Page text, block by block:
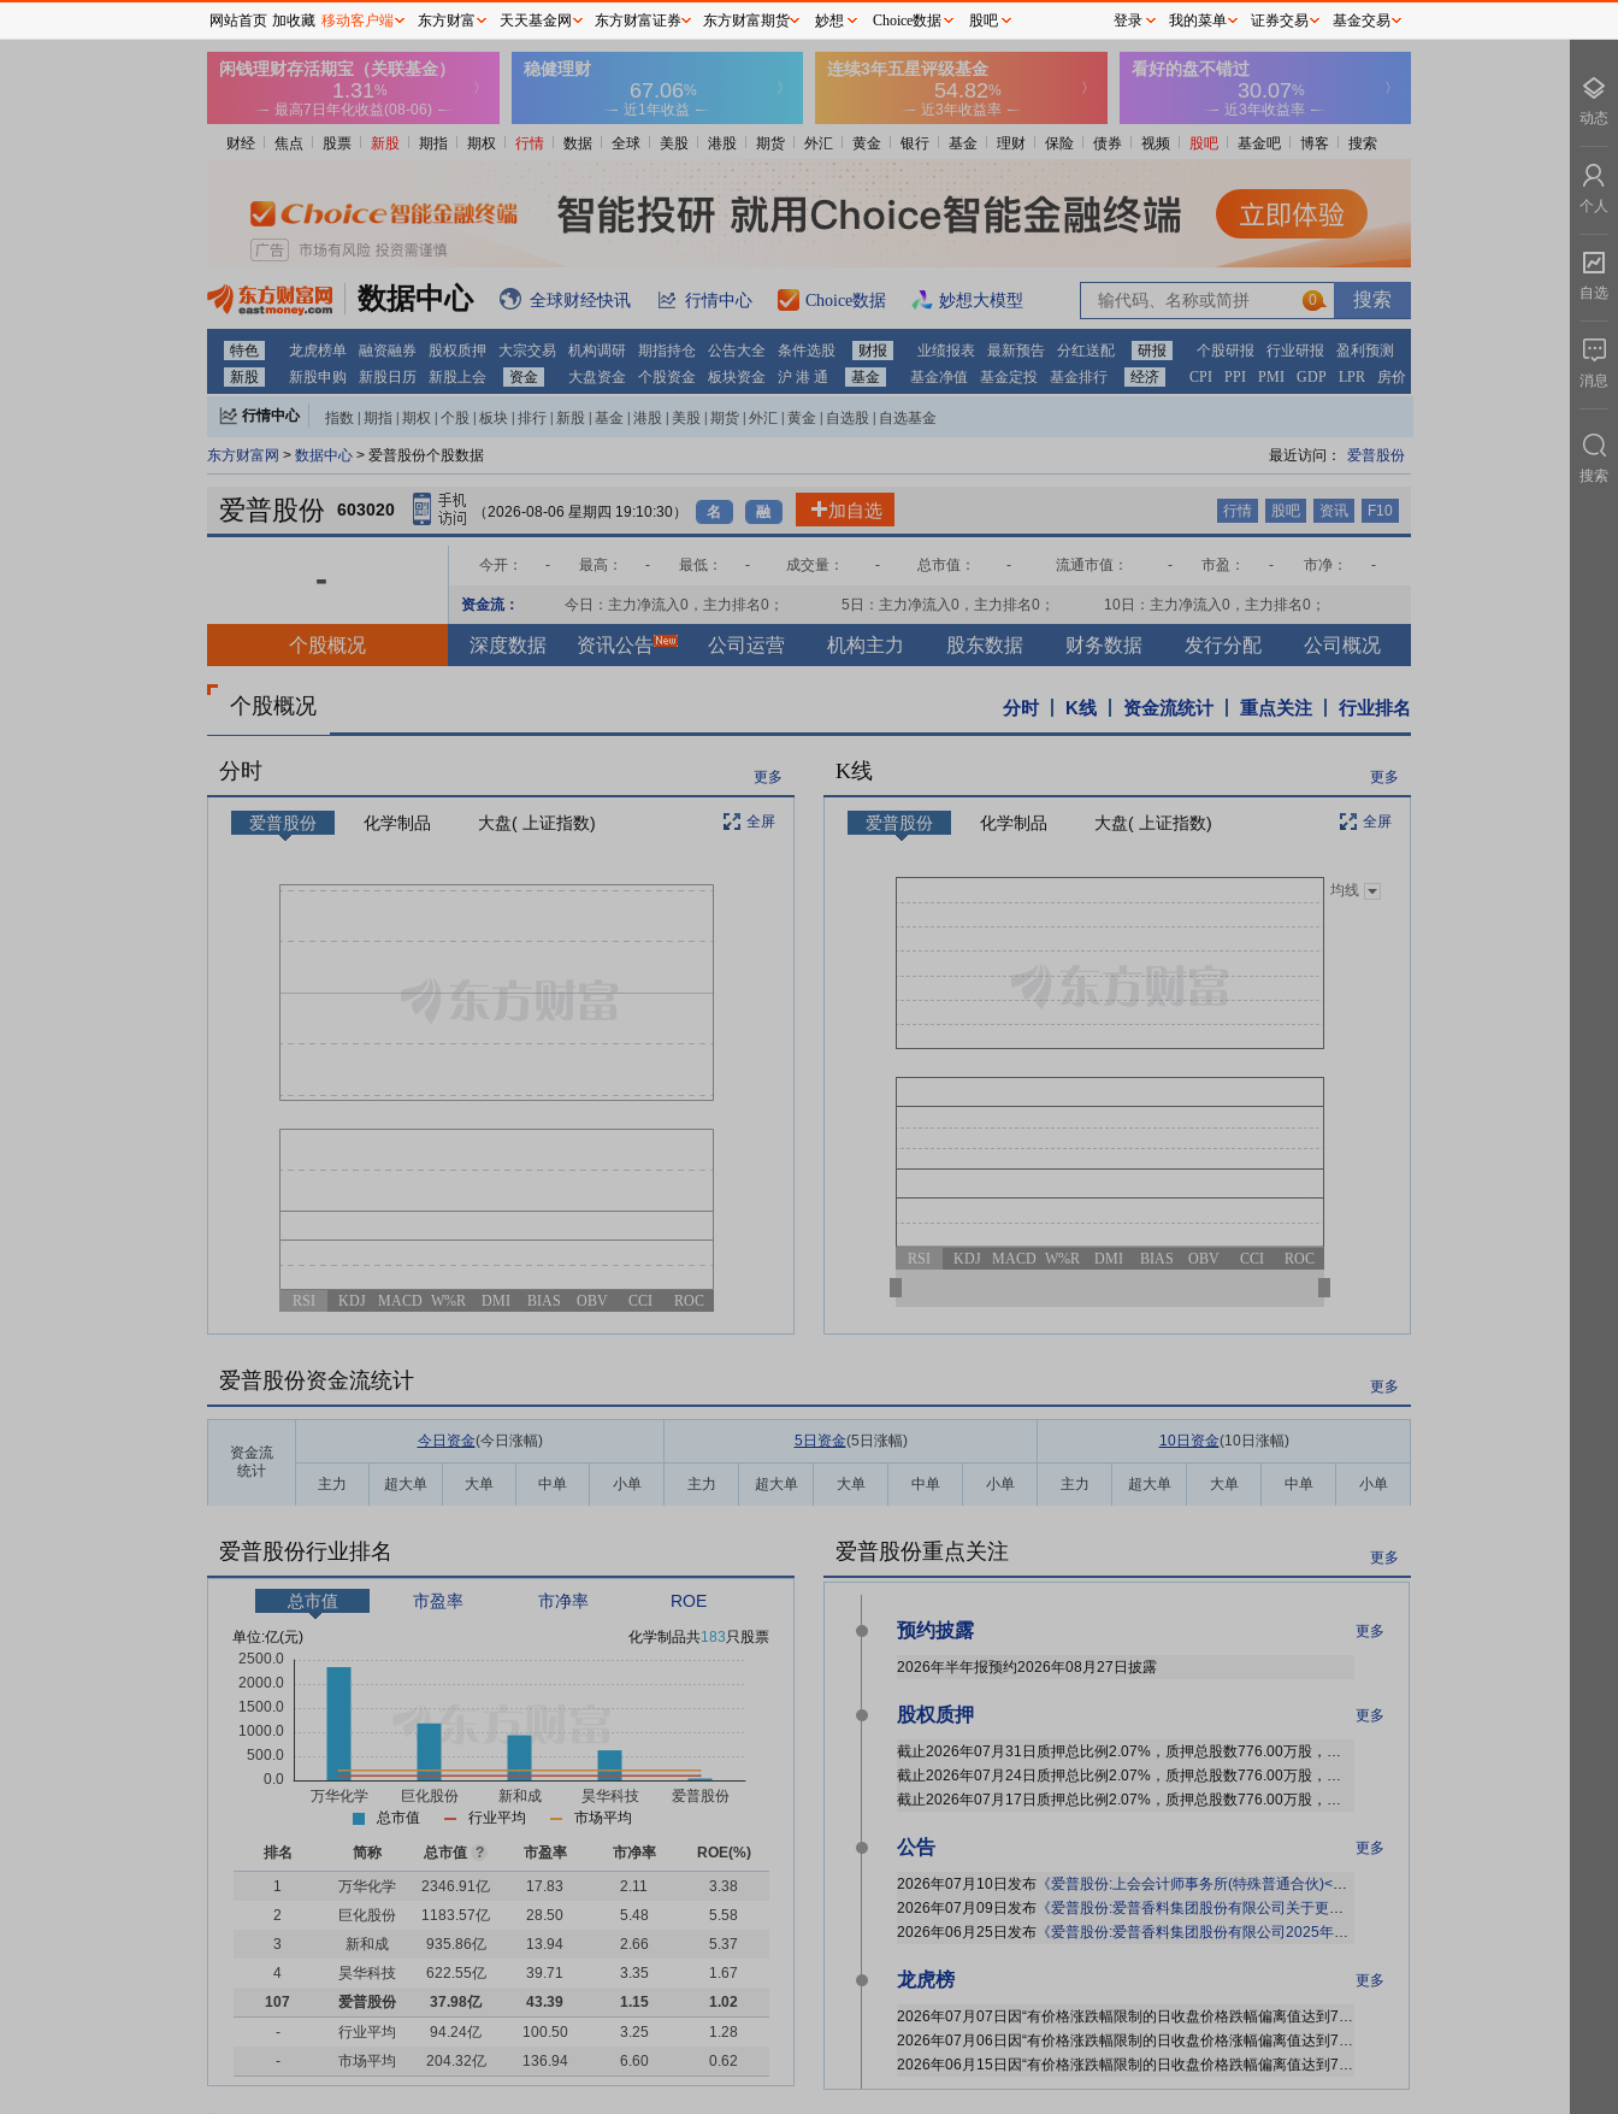
财经 焦点 股票 新股 期指 期权 行情 数据 全球 美股 港股 期货 外汇 黄金 银行 基金 理财 保险 债券 视频 股吧 基金吧 博客 搜索
数据中心 全球财经快讯 行情中心 Choice数据 妙想大模型 0
0
特色 龙虎榜单 融资融券 股权质押 大宗交易 机构调研 期指持仓 公告大全 条件选股 财报 业绩报表 最新预告 分红送配 研报 个股研报 行业研报
盈利预测
新股
新股申购 新股日历 新股上会 资金 大盘资金 个股资金 板块资金 沪 港 通 基金 基金净值 基金定投 基金排行 经济 CPI PPI PMI GDP LPR 房价
行情中心 指数 期指 期权 个股 板块 排行 新股 基金 港股 美股 期货 外汇 黄金 自选股 自选基金
东方财富网 > 数据中心 > 爱普股份个股数据 最近访问： 爱普股份
爱普股份 603020 （2026-08-06 星期四 19:10:30） 名 融 加自选 行情 股吧 资讯 F10
- 今开： - 最高： - 最低： - 成交量： - 总市值： - 流通市值： - 市盈： - 市净： -
资金流： 今日：主力净流入0 ，主力排名0 ； 5日：主力净流入0 ，主力排名0 ； 10日：主力净流入0 ，主力排名0 ；
个股概况 深度数据 资讯公告 公司运营 机构主力 股东数据 财务数据 发行分配 公司概况
个股概况 分时 K线 资金流统计 重点关注 行业排名
分时 更多
爱普股份 化学制品 大盘( 上证指数) 全屏
RSI KDJ MACD W%R DMI BIAS OBV CCI ROC
K线 更多
爱普股份 化学制品 大盘( 上证指数) 全屏
均线
RSI KDJ MACD W%R DMI BIAS OBV CCI ROC
爱普股份资金流统计 更多
资金流
统计
今日资金(今日涨幅) 5日资金(5日涨幅) 10日资金(10日涨幅)
主力 超大单 大单 中单 小单 主力 超大单 大单 中单 小单 主力 超大单 大单 中单 小单
爱普股份行业排名
总市值 市盈率 市净率 ROE
单位:亿(元) 化学制品共183只股票
总市值 行业平均 市场平均
排名 简称 总市值 ? 市盈率 市净率
ROE(%)
1
万华化学 2346.91亿 17.83 2.11
3.38
2
巨化股份 1183.57亿 28.50 5.48
5.58
3
新和成 935.86亿 13.94 2.66
5.37
4
昊华科技 622.55亿 39.71 3.35
1.67
107
爱普股份 37.98亿 43.39 1.15
1.02
-
行业平均 94.24亿 100.50 3.25
1.28
-
市场平均 204.32亿 136.94 6.60 0.62
爱普股份重点关注 更多
预约披露 更多
2026年半年报预约2026年08月27日披露
股权质押 更多
截止2026年07月31日质押总比例2.07%，质押总股数776.00万股，质押总笔数1笔
截止2026年07月24日质押总比例2.07%，质押总股数776.00万股，质押总笔数1笔
截止2026年07月17日质押总比例2.07%，质押总股数776.00万股，质押总笔数1笔
公告 更多
2026年07月10日发布 《爱普股份:上会会计师事务所(特殊普通合伙)<关于爱普香料集团股份有限公司2025年年度报告的信息披露监管问询函>的回复》
2026年07月09日发布 《爱普股份:爱普香料集团股份有限公司关于更换保荐代表人的公告》
2026年06月25日发布 《爱普股份:爱普香料集团股份有限公司2025年年度权益分派实施公告》
龙虎榜 更多
2026年07月07日因“有价格涨跌幅限制的日收盘价格跌幅偏离值达到7%的前五只证券”披露龙虎榜信息
2026年07月06日因“有价格涨跌幅限制的日收盘价格涨幅偏离值达到7%的前五只证券”披露龙虎榜信息
2026年06月15日因“有价格涨跌幅限制的日收盘价格跌幅偏离值达到7%的前五只证券”披露龙虎榜信息
网站首页 加收藏 移动客户端 东方财富 天天基金网 东方财富证券 东方财富期货 妙想 Choice数据 股吧 登录 我的菜单 证券交易 基金交易
动态
个人
自选
消息
搜索